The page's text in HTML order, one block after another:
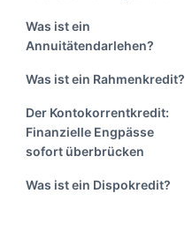
Was ist ein
Annuitätendarlehen?
Was ist ein Rahmenkredit?
Der Kontokorrentkredit:
Finanzielle Engpässe
sofort überbrücken
Was ist ein Dispokredit?